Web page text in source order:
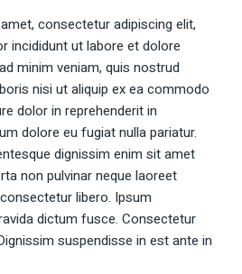
consectetur adipiscing elit,
incididunt ut labore et dolore
minim veniam, quis nostrud
nisi ut aliquip ex ea commodo
dolor in reprehenderit in
dolore eu fugiat nulla pariatur.
dignissim enim sit amet
non pulvinar neque laoreet
libero. Ipsum
dictum fusce. Consectetur
suspendisse in est ante in